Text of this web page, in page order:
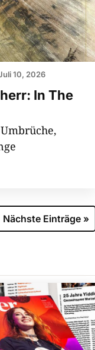
In The
10, 2026
Nächste Einträge »